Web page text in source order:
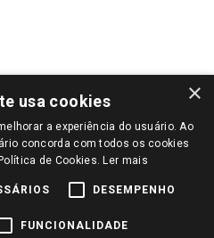
×
usa cookies
a experiência do usuário. Ao
concorda com todos os cookies
de Cookies. Ler mais
DESEMPENHO
FUNCIONALIDADE